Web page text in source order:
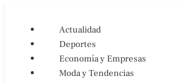
Actualidad
Deportes
Economía y Empresas
Moda y Tendencias